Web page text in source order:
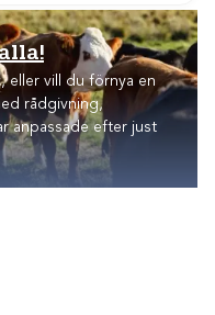
eller vill du förnya en
rådgivning,
anpassade efter just